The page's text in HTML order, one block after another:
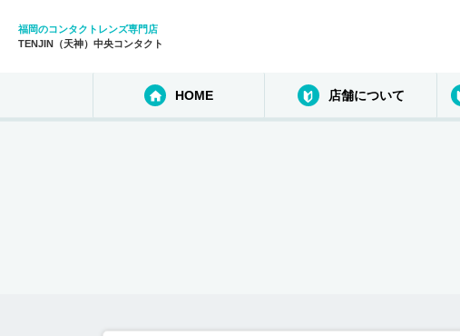
福岡のコンタクトレンズ専門店
TENJIN（天神）中央コンタクト
HOME 店舗について